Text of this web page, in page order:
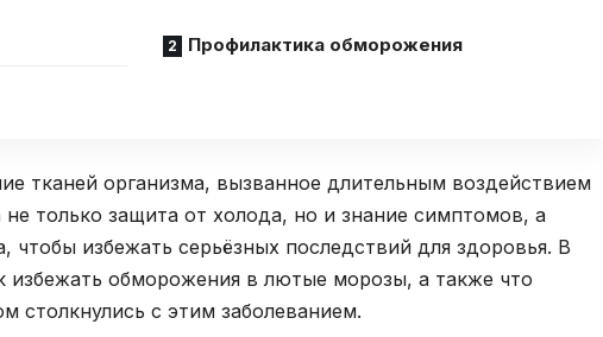
Профилактика обморожения
тканей организма, вызванное длительным воздействием
только защита от холода, но и знание симптомов, а
чтобы избежать серьёзных последствий для здоровья. В
избежать обморожения в лютые морозы, а также что
столкнулись с этим заболеванием.